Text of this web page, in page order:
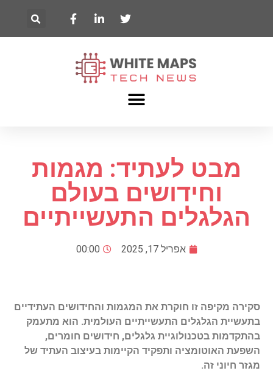
מבט לעתיד: מגמות
וחידושים בעולם
הגלגלים התעשייתיים
אפריל 17, 2025 00:00
סקירה מקיפה זו חוקרת את המגמות והחידושים העתידיים
בתעשיית הגלגלים התעשייתיים העולמית. הוא מתעמק
בהתקדמות בטכנולוגיית גלגלים, חידושים חומרים,
השפעת האוטומציה ותפקיד הקיימות בעיצוב העתיד של
מגזר חיוני זה.